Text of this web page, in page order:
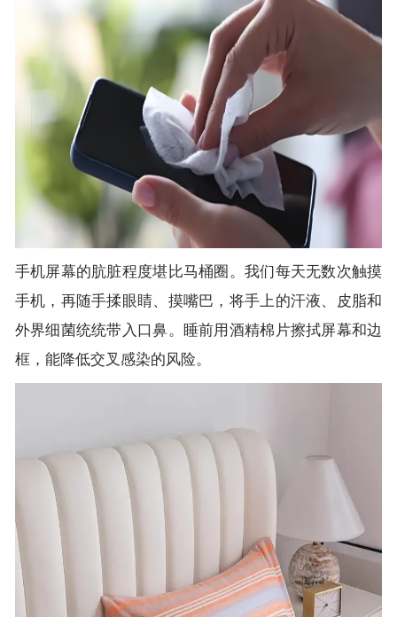
手机屏幕的肮脏程度堪比马桶圈。我们每天无数次触摸
手机，再随手揉眼睛、摸嘴巴，将手上的汗液、皮脂和
外界细菌统统带入口鼻。睡前用酒精棉片擦拭屏幕和边
框，能降低交叉感染的风险。